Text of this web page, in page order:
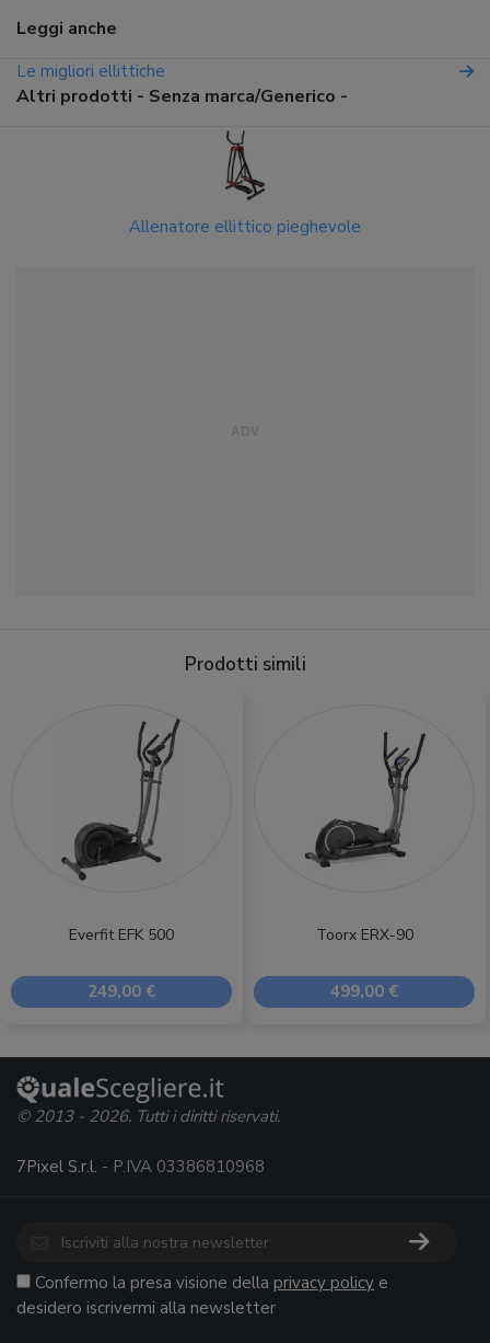
Leggi anche
Le migliori ellittiche
Altri prodotti - Senza marca/Generico -
Allenatore ellittico pieghevole
Prodotti simili
Everfit EFK 500
249,00 €
Toorx ERX-90
499,00 €
© 2013 - 2026. Tutti i diritti riservati.
7Pixel S.r.l. - P.IVA 03386810968
Confermo la presa visione della privacy policy e
desidero iscrivermi alla newsletter